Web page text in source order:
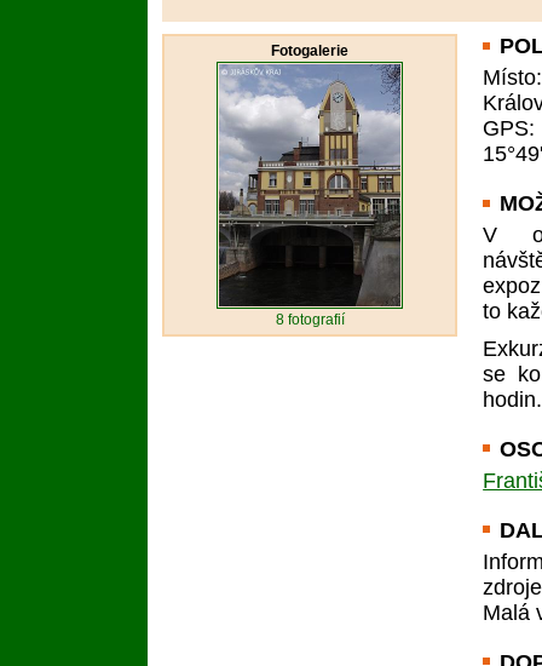
Fotogalerie
8 fotografií
Místo
GPS
V
to
se
hodin.
zdroje
Malá